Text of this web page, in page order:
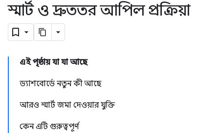
স্মার্ট ও দ্রুততর আপিল প্রক্রিয়া
এই পৃষ্ঠায় যা যা আছে
ড্যাশবোর্ডে নতুন কী আছে
আরও স্মার্ট জমা দেওয়ার যুক্তি
কেন এটি গুরুত্বপূর্ণ